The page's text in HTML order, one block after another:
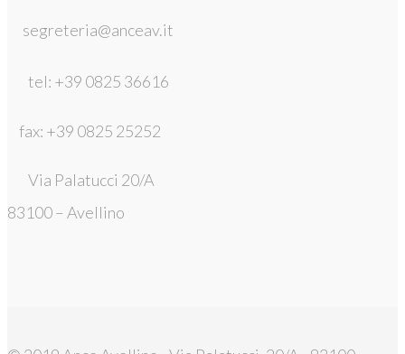
segreteria@anceav.it
tel: +39 0825 36616
fax: +39 0825 25252
Via Palatucci 20/A
83100 – Avellino